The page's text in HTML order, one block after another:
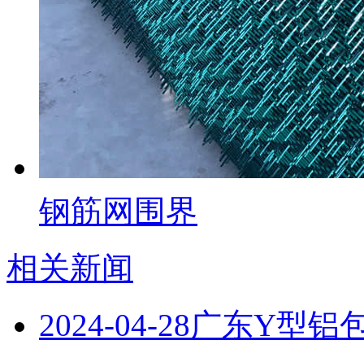
钢筋网围界
相关新闻
2024-04-28广东Y型铝